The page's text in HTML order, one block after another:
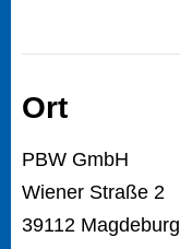
Ort
PBW GmbH
Wiener Straße 2
39112 Magdeburg